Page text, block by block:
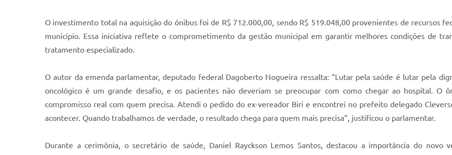
O investimento total na aquisição do ônibus foi de R$ 712.000,00, sendo R$ 519.048,00 provenientes de recursos
município. Essa iniciativa reflete o comprometimento da gestão municipal em garantir melhores condições de
tratamento especializado.
O autor da emenda parlamentar, deputado federal Dagoberto Nogueira ressalta: “Lutar pela saúde é lutar pela
oncológico é um grande desafio, e os pacientes não deveriam se preocupar com como chegar ao hospital. O
compromisso real com quem precisa. Atendi o pedido do ex-vereador Biri e encontrei no prefeito delegado
acontecer. Quando trabalhamos de verdade, o resultado chega para quem mais precisa”, justificou o parlamentar.
Durante a cerimônia, o secretário de saúde, Daniel Rayckson Lemos Santos, destacou a importância do novo